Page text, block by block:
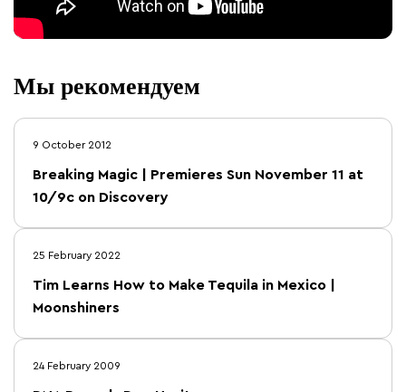
Мы рекомендуем
9 October 2012
Breaking Magic | Premieres Sun November 11 at
10/9c on Discovery
25 February 2022
Tim Learns How to Make Tequila in Mexico |
Moonshiners
24 February 2009